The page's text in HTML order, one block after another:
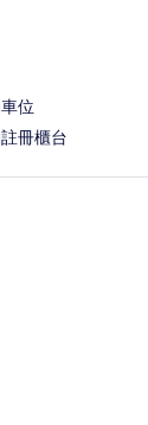
位
冊櫃台